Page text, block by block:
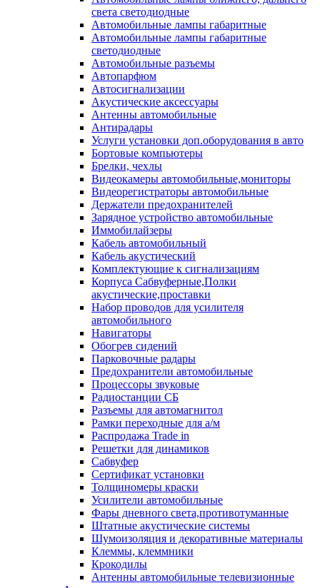
света светодиодные
Автомобильные лампы габаритные
Автомобильные лампы габаритные
светодиодные
Автомобильные разъемы
Автопарфюм
Автосигнализации
Акустические аксессуары
Антенны автомобильные
Антирадары
Услуги установки доп.оборудования в авто
Бортовые компьютеры
Брелки, чехлы
Видеокамеры автомобильные,мониторы
Видеорегистраторы автомобильные
Держатели предохранителей
Зарядное устройство автомобильные
Иммобилайзеры
Кабель автомобильный
Кабель акустический
Комплектующие к сигнализациям
Корпуса Сабвуферные,Полки
акустические,проставки
Набор проводов для усилителя
автомобильного
Навигаторы
Обогрев сидений
Парковочные радары
Предохранители автомобильные
Процессоры звуковые
Радиостанции СБ
Разъемы для автомагнитол
Рамки переходные для а/м
Распродажа Trade in
Решетки для динамиков
Сабвуфер
Сертификат установки
Толщиномеры краски
Усилители автомобильные
Фары дневного света,противотуманные
Штатные акустические системы
Шумоизоляция и декоративные материалы
Клеммы, клеммники
Крокодилы
Антенны автомобильные телевизионные